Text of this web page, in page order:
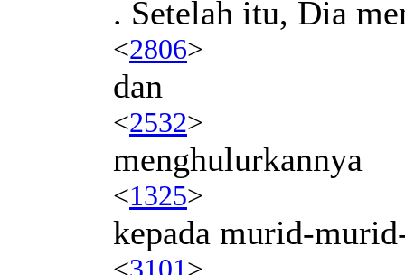
. Setelah itu, Dia
<2806>
dan
<2532>
menghulurkannya
<1325>
kepada murid-